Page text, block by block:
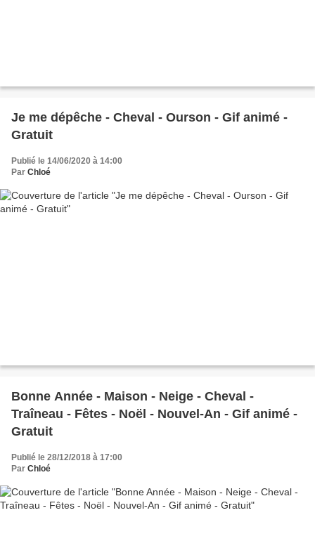
Je me dépêche - Cheval - Ourson - Gif animé -
Gratuit
Publié le 14/06/2020 à 14:00
Par Chloé
Bonne Année - Maison - Neige - Cheval -
Traîneau - Fêtes - Noël - Nouvel-An - Gif animé -
Gratuit
Publié le 28/12/2018 à 17:00
Par Chloé